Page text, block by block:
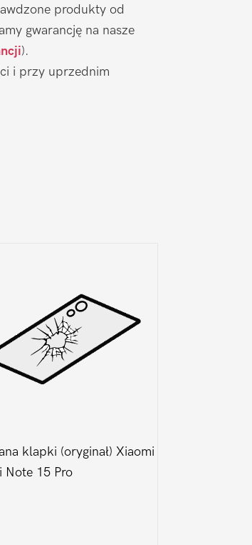
produkty od
gwarancję na nasze
).
i przy uprzednim
klapki (oryginał) Xiaomi
Note 15 Pro